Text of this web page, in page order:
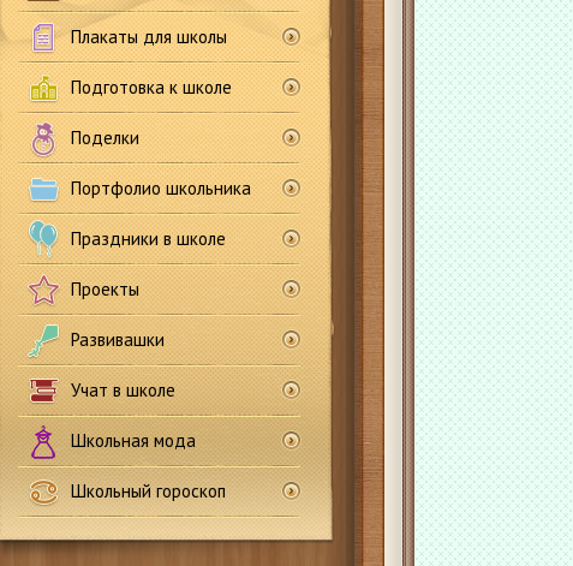
Плакаты для школы
Подготовка к школе
Поделки
Портфолио школьника
Праздники в школе
Проекты
Развивашки
Учат в школе
Школьная мода
Школьный гороскоп